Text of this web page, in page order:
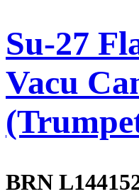
Su-27
Vacu
BRN